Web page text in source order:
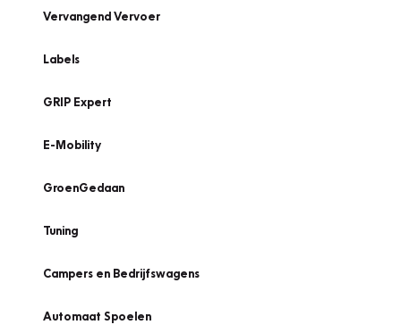
Vervangend Vervoer
Labels
GRIP Expert
E-Mobility
GroenGedaan
Tuning
Campers en Bedrijfswagens
Automaat Spoelen